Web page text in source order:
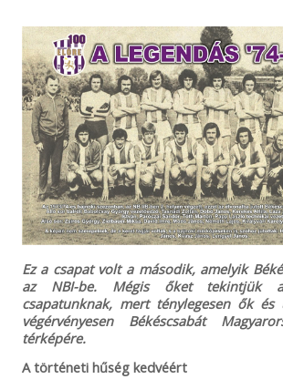
Ez a csapat volt a második, amelyik
az NBI-be. Mégis őket tekintjük
csapatunknak, mert ténylegesen ők
végérvényesen Békéscsabát
térképére.
A történeti hűség kedvéért